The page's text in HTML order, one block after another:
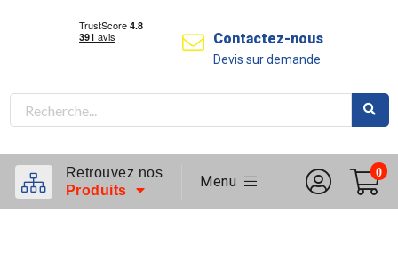
Contactez-nous
Devis sur demande
Retrouvez nos
Produits
Menu
0